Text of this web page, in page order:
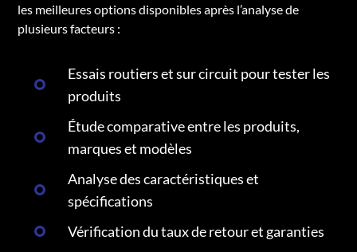
les meilleures options disponibles après l’analyse de
plusieurs facteurs :
Essais routiers et sur circuit pour tester les
produits
Étude comparative entre les produits,
marques et modèles
Analyse des caractéristiques et
spécifications
Vérification du taux de retour et garanties